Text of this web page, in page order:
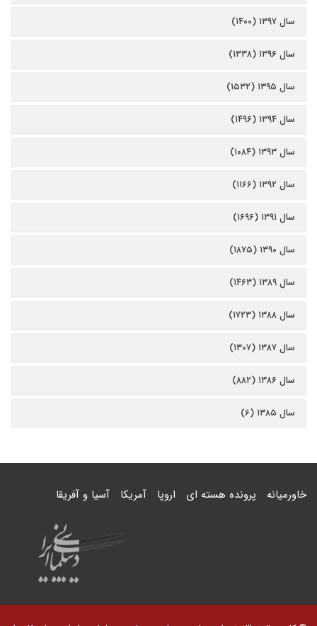
سال ۱۳۹۷ (۱۴۰۰)
سال ۱۳۹۶ (۱۳۳۸)
سال ۱۳۹۵ (۱۵۳۲)
سال ۱۳۹۴ (۱۴۹۶)
سال ۱۳۹۳ (۱۰۸۴)
سال ۱۳۹۲ (۱۱۶۶)
سال ۱۳۹۱ (۱۶۹۶)
سال ۱۳۹۰ (۱۸۷۵)
سال ۱۳۸۹ (۱۴۶۳)
سال ۱۳۸۸ (۱۷۲۳)
سال ۱۳۸۷ (۱۳۰۷)
سال ۱۳۸۶ (۸۸۲)
سال ۱۳۸۵ (۶)
خاورمیانه پرونده هسته ای اروپا آمریکا آسیا و آفریقا